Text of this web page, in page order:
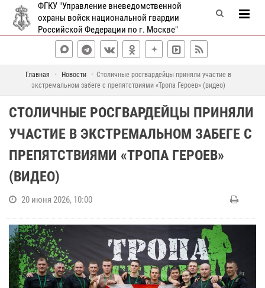
ФГКУ "Управление вневедомственной
охраны войск национальной гвардии
Российской Федерации по г. Москве"
Главная Новости
Столичные росгвардейцы приняли участие в
экстремальном забеге с препятствиями «Тропа Героев» (видео)
СТОЛИЧНЫЕ РОСГВАРДЕЙЦЫ ПРИНЯЛИ
УЧАСТИЕ В ЭКСТРЕМАЛЬНОМ ЗАБЕГЕ С
ПРЕПЯТСТВИЯМИ «ТРОПА ГЕРОЕВ»
(ВИДЕО)
20 июня 2026, 10:00